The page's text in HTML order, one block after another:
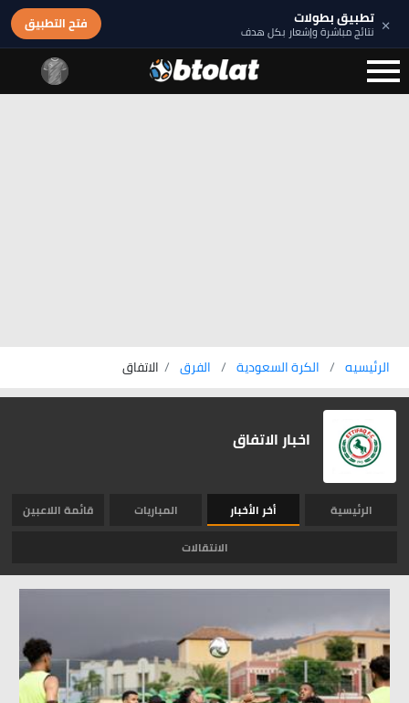
× تطبيق بطولات
نتائج مباشرة وإشعار بكل هدف فتح التطبيق
الرئيسيه الكرة السعودية الفرق الاتفاق
اخبار الاتفاق
الرئيسية أخر الأخبار المباريات
قائمة اللاعبين
الانتقالات